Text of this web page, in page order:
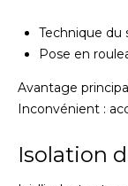
Technique du
Pose en
Avantage
Inconvénient :
Isolation